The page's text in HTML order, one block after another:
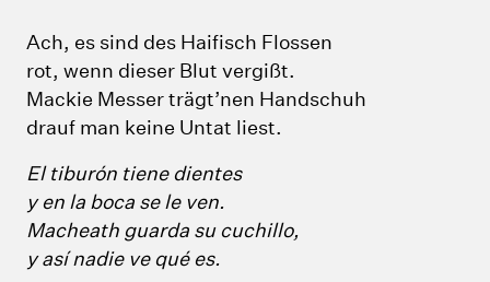
Ach, es sind des Haifisch Flossen
rot, wenn dieser Blut vergißt.
Mackie Messer trägt’nen Handschuh
drauf man keine Untat liest.
El tiburón tiene dientes
y en la boca se le ven.
Macheath guarda su cuchillo,
y así nadie ve qué es.